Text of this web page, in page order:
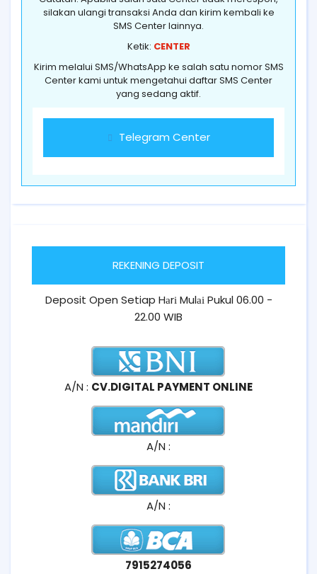
silakan ulangi transaksi Anda dan kirim kembali ke
SMS Center lainnya.
Ketik: CENTER
Kirim melalui SMS/WhatsApp ke salah satu nomor SMS
Center kami untuk mengetahui daftar SMS Center
yang sedang aktif.
Telegram Center
REKENING DEPOSIT
Deposit Open Setiap Hаrі Mulаі Pukul 06.00 -
22.00 WIB
A/N : CV.DIGITAL PAYMENT ONLINE
A/N :
A/N :
7915274056